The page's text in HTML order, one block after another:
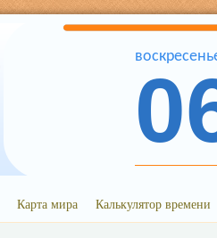
Карта мира Калькулятор времени